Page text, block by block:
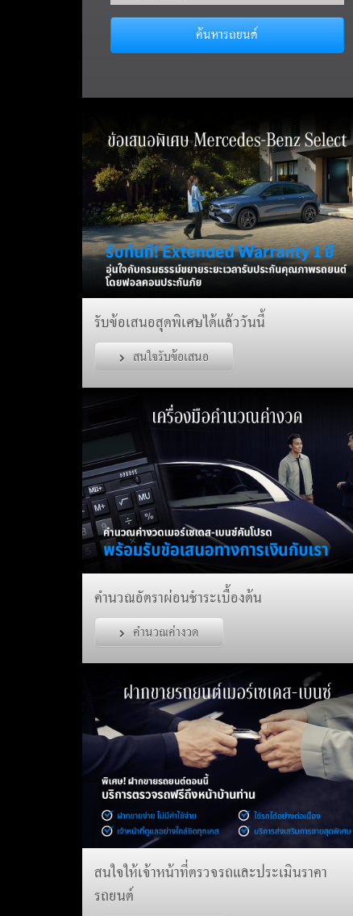
ค้นหารถยนต์
รับข้อเสนอสุดพิเศษได้แล้ววันนี้
สนใจรับข้อเสนอ
คำนวณอัตราผ่อนชำระเบื้องต้น
คำนวณค่างวด
สนใจให้เจ้าหน้าที่ตรวจรถและประเมินราคา
รถยนต์